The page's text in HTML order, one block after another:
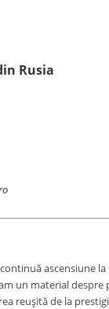
Rusia
ascensiune la
un material despre
reuşită de la